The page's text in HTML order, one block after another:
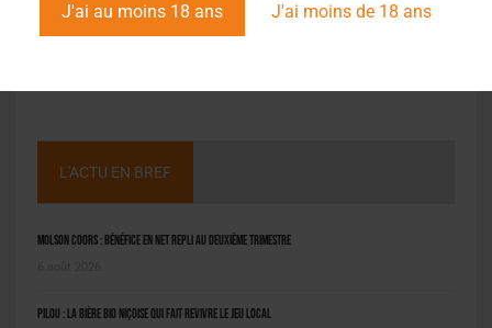
J'ai au moins 18 ans J'ai moins de 18 ans
L'ACTU EN BREF
Molson Coors : bénéfice en net repli au deuxième trimestre
Pilou : la bière bio niçoise qui fait revivre le jeu local